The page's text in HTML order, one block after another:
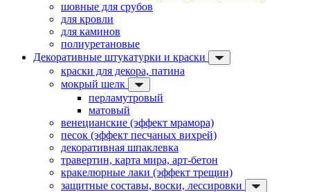
шовные для срубов
для кровли
для каминов
полиуретановые
Декоративные штукатурки и краски
краски для декора, патина
мокрый шелк
перламутровый
матовый
венецианские (эффект мрамора)
песок (эффект песчаных вихрей)
декоративная шпаклевка
травертин, карта мира, арт-бетон
кракелюрные лаки (эффект трещин)
защитные составы, воски, лессировки